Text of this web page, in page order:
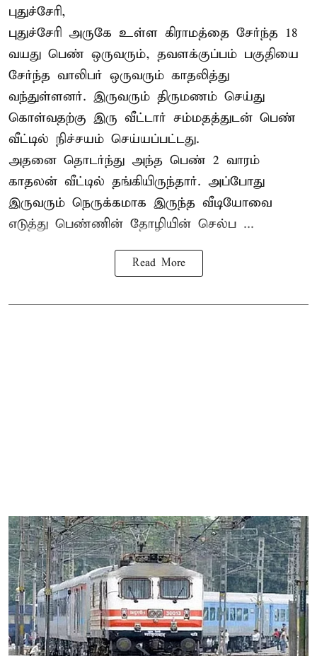
புதுச்சேரி,
புதுச்சேரி அருகே உள்ள கிராமத்தை சேர்ந்த 18
வயது பெண் ஒருவரும், தவளக்குப்பம் பகுதியை
சேர்ந்த வாலிபர் ஒருவரும் காதலித்து
வந்துள்ளனர். இருவரும் திருமணம் செய்து
கொள்வதற்கு இரு வீட்டார் சம்மதத்துடன் பெண்
வீட்டில் நிச்சயம் செய்யப்பட்டது.
அதனை தொடர்ந்து அந்த பெண் 2 வாரம்
காதலன் வீட்டில் தங்கியிருந்தார். அப்போது
இருவரும் நெருக்கமாக இருந்த வீடியோவை
எடுத்து பெண்ணின் தோழியின் செல்ப ...
Read More